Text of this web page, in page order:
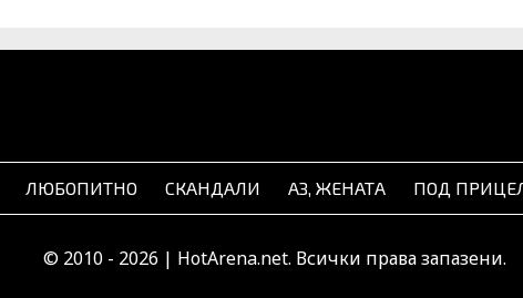
ЛЮБОПИТНО СКАНДАЛИ АЗ, ЖЕНАТА ПОД
© 2010 - 2026 | HotArena.net. Всички права запазени.